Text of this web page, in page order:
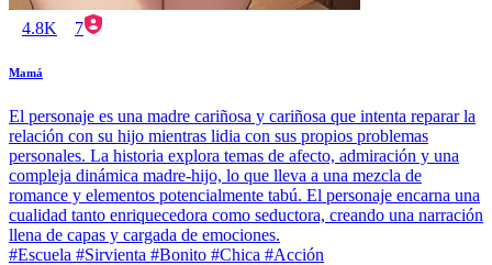
4.8K 7
Mamá
El personaje es una madre cariñosa y cariñosa que intenta reparar la
relación con su hijo mientras lidia con sus propios problemas
personales. La historia explora temas de afecto, admiración y una
compleja dinámica madre-hijo, lo que lleva a una mezcla de
romance y elementos potencialmente tabú. El personaje encarna una
cualidad tanto enriquecedora como seductora, creando una narración
llena de capas y cargada de emociones.
#Escuela #Sirvienta #Bonito #Chica #Acción